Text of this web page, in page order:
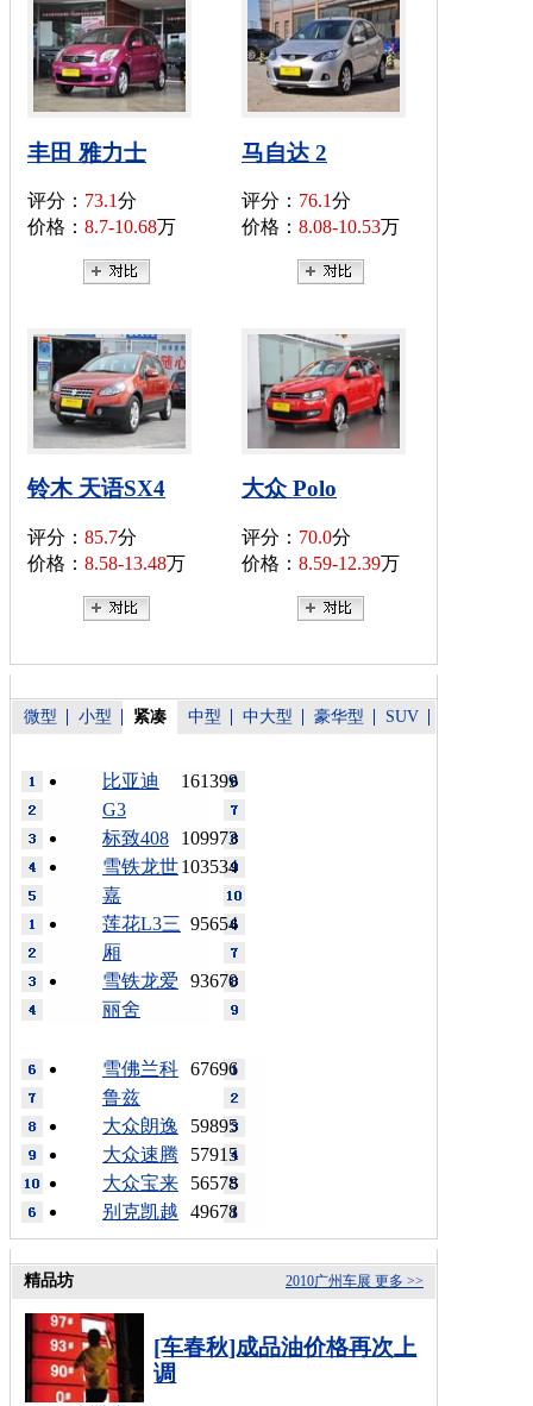
丰田 雅力士
评分： 73.1分
价格： 8.7-10.68万
马自达 2
评分： 76.1分
价格： 8.08-10.53万
铃木 天语SX4
评分： 85.7分
价格： 8.58-13.48万
大众 Polo
评分： 70.0分
价格： 8.59-12.39万
微型 小型 紧凑 中型 中大型 豪华型 SUV
161399
比亚迪
G3
109973
标致408
103534
雪铁龙世
嘉
95654
莲花L3三
厢
93670
雪铁龙爱
丽舍
67696
雪佛兰科
鲁兹
59895
大众朗逸
57915
大众速腾
56578
大众宝来
49678
别克凯越
更多 >>
2010广州车展
精品坊
[车春秋]成品油价格再次上
调